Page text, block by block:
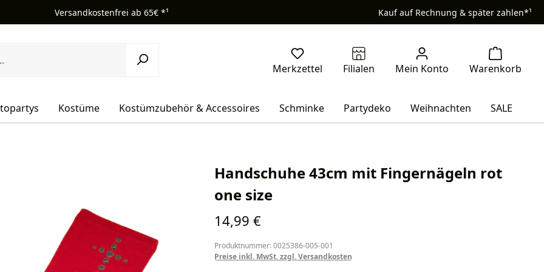
Versandkostenfrei ab 65€ *¹ Kauf auf Rechnung & später zahlen*¹
Kostüme Kostümzubehör & Accessoires Schminke Partydeko Weihnachten SALE
Handschuhe 43cm mit Fingernägeln rot
one size
Regulärer Preis:
14,99 €
Produktnummer: 0025386-005-001
Preise inkl. MwSt. zzgl. Versandkosten